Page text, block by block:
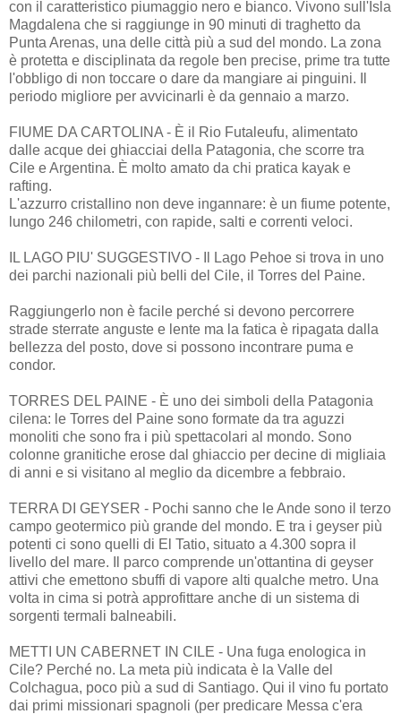
con il caratteristico piumaggio nero e bianco. Vivono sull'Isla
Magdalena che si raggiunge in 90 minuti di traghetto da
Punta Arenas, una delle città più a sud del mondo. La zona
è protetta e disciplinata da regole ben precise, prime tra tutte
l'obbligo di non toccare o dare da mangiare ai pinguini. Il
periodo migliore per avvicinarli è da gennaio a marzo.
FIUME DA CARTOLINA - È il Rio Futaleufu, alimentato
dalle acque dei ghiacciai della Patagonia, che scorre tra
Cile e Argentina. È molto amato da chi pratica kayak e
rafting.
L'azzurro cristallino non deve ingannare: è un fiume potente,
lungo 246 chilometri, con rapide, salti e correnti veloci.
IL LAGO PIU' SUGGESTIVO - Il Lago Pehoe si trova in uno
dei parchi nazionali più belli del Cile, il Torres del Paine.
Raggiungerlo non è facile perché si devono percorrere
strade sterrate anguste e lente ma la fatica è ripagata dalla
bellezza del posto, dove si possono incontrare puma e
condor.
TORRES DEL PAINE - È uno dei simboli della Patagonia
cilena: le Torres del Paine sono formate da tra aguzzi
monoliti che sono fra i più spettacolari al mondo. Sono
colonne granitiche erose dal ghiaccio per decine di migliaia
di anni e si visitano al meglio da dicembre a febbraio.
TERRA DI GEYSER - Pochi sanno che le Ande sono il terzo
campo geotermico più grande del mondo. E tra i geyser più
potenti ci sono quelli di El Tatio, situato a 4.300 sopra il
livello del mare. Il parco comprende un'ottantina di geyser
attivi che emettono sbuffi di vapore alti qualche metro. Una
volta in cima si potrà approfittare anche di un sistema di
sorgenti termali balneabili.
METTI UN CABERNET IN CILE - Una fuga enologica in
Cile? Perché no. La meta più indicata è la Valle del
Colchagua, poco più a sud di Santiago. Qui il vino fu portato
dai primi missionari spagnoli (per predicare Messa c'era